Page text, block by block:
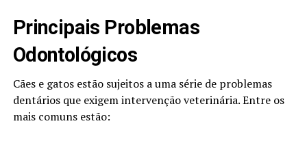
Principais Problemas
Odontológicos
Cães e gatos estão sujeitos a uma série de problemas
dentários que exigem intervenção veterinária. Entre os
mais comuns estão: